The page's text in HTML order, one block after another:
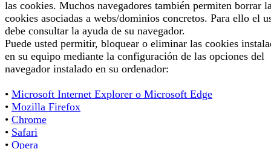
las cookies. Muchos navegadores también permiten borrar
cookies asociadas a webs/dominios concretos. Para ello el
debe consultar la ayuda de su navegador.
Puede usted permitir, bloquear o eliminar las cookies
en su equipo mediante la configuración de las opciones del
navegador instalado en su ordenador:
• Microsoft Internet Explorer o Microsoft Edge
• Mozilla Firefox
• Chrome
• Safari
• Opera